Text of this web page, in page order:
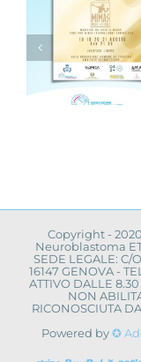
in
La
Copyright -
Neuroblastoma
SEDE LEGALE: C/
16147 GENOVA -
ATTIVO DALLE
NON
RICONOSCIUTA
Powered by✪